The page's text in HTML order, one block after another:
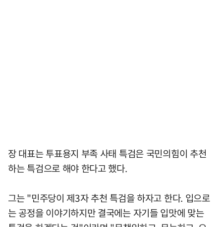
장 대표는 투표용지 부족 사태 특검은 국민의힘이 추천
하는 특검으로 해야 한다고 했다.
그는 "민주당이 제3자 추천 특검을 하자고 한다. 입으로
는 공정을 이야기하지만 결국에는 자기들 입맛에 맞는